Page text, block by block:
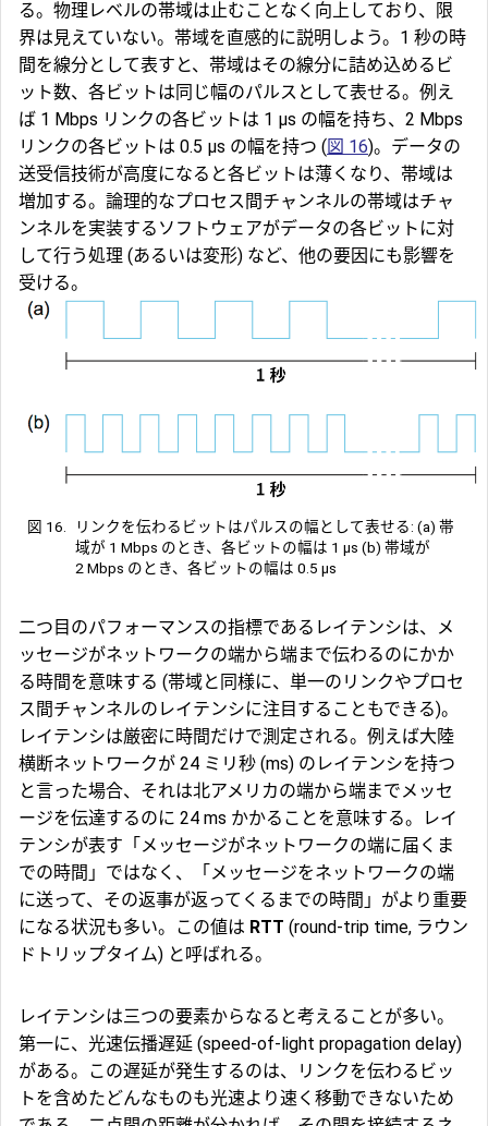
る。物理レベルの帯域は止むことなく向上しており、限
界は見えていない。帯域を直感的に説明しよう。1 秒の時
間を線分として表すと、帯域はその線分に詰め込めるビ
ット数、各ビットは同じ幅のパルスとして表せる。例え
ば 1 Mbps リンクの各ビットは 1 μs の幅を持ち、2 Mbps
リンクの各ビットは 0.5 μs の幅を持つ ( 図 16)。データの
送受信技術が高度になると各ビットは薄くなり、帯域は
増加する。論理的なプロセス間チャンネルの帯域はチャ
ンネルを実装するソフトウェアがデータの各ビットに対
して行う処理 (あるいは変形) など、他の要因にも影響を
受ける。
図 16.
リンクを伝わるビットはパルスの幅として表せる: (a) 帯
域が 1 Mbps のとき、各ビットの幅は 1 μs (b) 帯域が
2 Mbps のとき、各ビットの幅は 0.5 μs
二つ目のパフォーマンスの指標である レイテンシは、メ
ッセージがネットワークの端から端まで伝わるのにかか
る時間を意味する (帯域と同様に、単一のリンクやプロセ
ス間チャンネルのレイテンシに注目することもできる)。
レイテンシは厳密に時間だけで測定される。例えば大陸
横断ネットワークが 24 ミリ秒 (ms) のレイテンシを持つ
と言った場合、それは北アメリカの端から端までメッセ
ージを伝達するのに 24 ms かかることを意味する。レイ
テンシが表す「メッセージがネットワークの端に届くま
での時間」ではなく、「メッセージをネットワークの端
に送って、その返事が返ってくるまでの時間」がより重要
になる状況も多い。この値は RTT (round-trip time, ラウン
ドトリップタイム) と呼ばれる。
レイテンシは三つの要素からなると考えることが多い。
第一に、 光速伝播遅延 (speed-of-light propagation delay)
がある。この遅延が発生するのは、リンクを伝わるビッ
トを含めたどんなものも光速より速く移動できないため